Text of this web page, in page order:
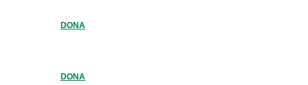
DONA
DONA